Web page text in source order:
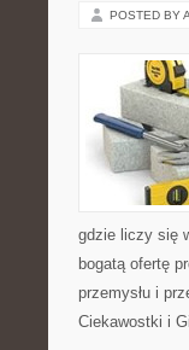
POSTED BY
gdzie liczy się
bogatą ofertę
przemysłu i
Ciekawostki i